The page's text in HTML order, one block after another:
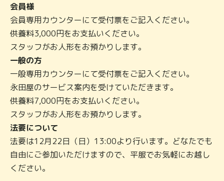
会員様
会員専用カウンターにて受付票をご記入ください。
供養料3,000円をお支払いください。
スタッフがお人形をお預かりします。
一般の方
一般専用カウンターにて受付票をご記入ください。
永田屋のサービス案内を受けていただきます。
供養料7,000円をお支払いください。
スタッフがお人形をお預かりします。
法要について
法要は12月22日（日）13:00より行います。どなたでも
自由にご参加いただけますので、平服でお気軽にお越し
ください。